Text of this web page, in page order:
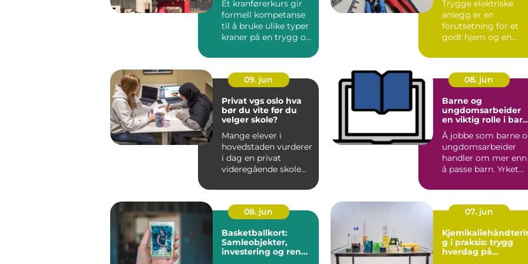
Et kranførerkurs gir
formell kompetanse
til å bruke ulike typer
kraner på en trygg og
Trygge elektriske
anlegg er en
forutsetning for et
godt hjem og en
en kommu...
09. jun
Privat vgs oslo hva
bør du vite før du
velger skole?
Mange elever i
hovedstaden vurderer
i dag en privat
videregående skole
den off...
08. jun
Barne og
ungdomsarbeider
en viktig rolle i
hverdag
Å jobbe som barne
ungdomsarbeider
handler om mer enn
å passe barn. Yrket
kunnskap, ...
08. jun
Basketballkort:
Samleobjekter,
investering og ren
07. jun
g i praksis: trygg
hverdag på